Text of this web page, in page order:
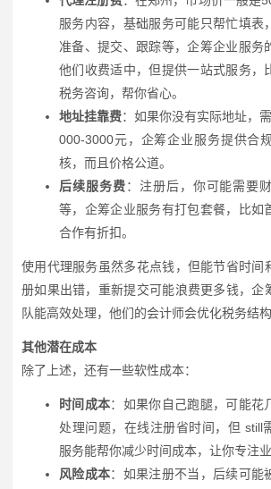
服务内容，基础服务可能只帮忙填表
准备、提交、跟踪等，企筹企业服务
他们收费适中，但提供一站式服务，
税务咨询，帮你省心。
地址挂靠费：如果你没有实际地址，
000-3000元，企筹企业服务提供合
核，而且价格公道。
后续服务费：注册后，你可能需要
等，企筹企业服务有打包套餐，比如
合作有折扣。
使用代理服务虽然多花点钱，但能节省时间
册如果出错，重新提交可能浪费更多钱，企
队能高效处理，他们的会计师会优化税务结构
其他潜在成本
除了上述，还有一些软性成本：
时间成本：如果你自己跑腿，可能花
处理问题，在线注册省时间，但 still
服务能帮你减少时间成本，让你专注业
风险成本：如果注册不当，后续可能